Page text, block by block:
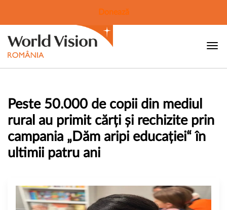
Donează
Peste 50.000 de copii din mediul
rural au primit cărți și rechizite prin
campania „Dăm aripi educației“ în
ultimii patru ani